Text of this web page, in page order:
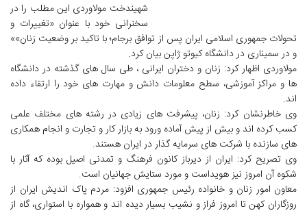
شهیندخت مولاوردی این مطلب را در
سخنرانی خود با عنوان «تغییرات و
تحولات جمهوری اسلامی ایران پس از توافق برجام؛ با تاکید بر وضعیت زنان»»‌
و در سمیناری در دانشگاه کیوتو ژاپن بیان کرد.
مولاوردی اظهار کرد: زنان و دختران ایرانی ، طی سال های گذشته در دانشگاه
ها و مراکز آموزشی، سطح معلومات دانش و مهارت های خود را ارتقاء داده
اند.
وی خاطرنشان کرد: زنان، پیشرفت های زیادی در رشته های مختلف علمی
کسب کرده اند و بیش از پیش آماده ورود به بازار کار و تجارت و انجام همکاری
های سازنده با شرکت های سرمایه گذار در ایران هستند.
وی تصریح کرد: ایران از دیرباز کانون فرهنگ و تمدنی اصیل بوده که آثار با
شکوه آن امروز نیز هویداست و مورد ستایش جهانیان است.
معاون امور زنان و خانواده رئیس جمهوری افزود: مردم پاک اندیش ایران از
روزگاران کهن تا امروز فراز و نشیب بسیار دیده اند و همواره با استواری، گاه از